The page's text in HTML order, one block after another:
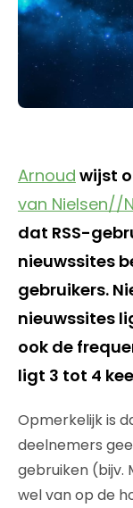
Arnoud wijst
van Nielsen//
dat RSS-
nieuwssites
gebruikers.
nieuwssites
ook de
ligt 3 tot 4
Opmerkelijk is
deelnemers
gebruiken (bijv.
wel van op de